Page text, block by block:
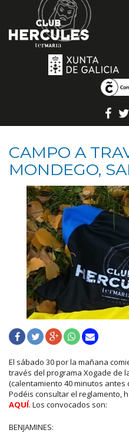
CAMPO A
MONDEGO,
El sábado 30 por la mañana
través del programa Xogade de
(calentamiento 40 minutos antes
Podéis consultar el reglamento,
AQUÍ. Los convocados son:
BENJAMINES: